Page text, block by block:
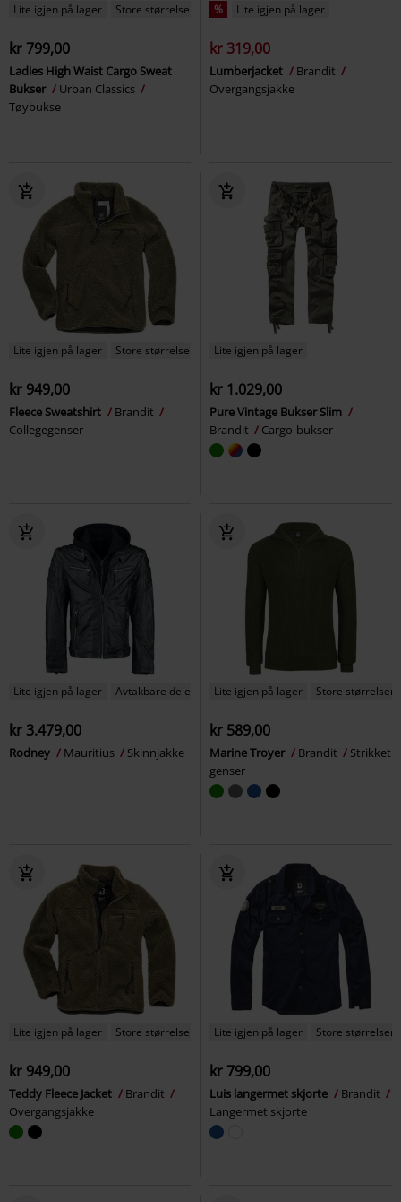
Lite igjen på lager Store størrelser
kr 799,00
Ladies High Waist Cargo Sweat
Bukser
Urban Classics
Tøybukse
% Lite igjen på lager
kr 319,00
Lumberjacket
Brandit
Overgangsjakke
Lite igjen på lager Store størrelser
kr 949,00
Fleece Sweatshirt
Brandit
Collegegenser
Lite igjen på lager
kr 1.029,00
Pure Vintage Bukser Slim
Brandit
Cargo-bukser
Lite igjen på lager Avtakbare deler
kr 3.479,00
Rodney Mauritius Skinnjakke
Lite igjen på lager Store størrelser
kr 589,00
Marine Troyer Brandit
Strikket
genser
Lite igjen på lager Store størrelser
kr 949,00
Teddy Fleece Jacket
Brandit
Overgangsjakke
Lite igjen på lager Store størrelser
kr 799,00
Luis langermet skjorte
Brandit
Langermet skjorte